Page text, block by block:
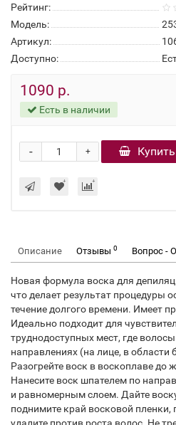
Рейтинг:
Модель:
Артикул:
Доступно:
1090 р.
Есть в наличии
+
- Купить
Описание Отзывы 0 Вопрос -
Новая формула воска для
что делает результат процедуры
течение долгого времени. Имеет
Идеально подходит для
труднодоступных мест, где
направлениях (на лице, в
Разогрейте воск в воскоплаве до
Нанесите воск шпателем по
и равномерным слоем. Дайте
поднимите край восковой пленки,